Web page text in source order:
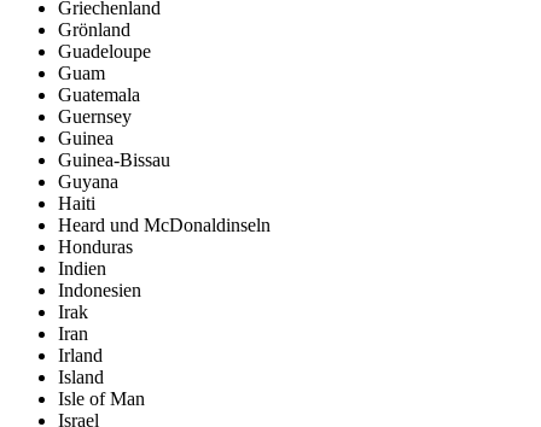
Griechenland
Grönland
Guadeloupe
Guam
Guatemala
Guernsey
Guinea
Guinea-Bissau
Guyana
Haiti
Heard und McDonaldinseln
Honduras
Indien
Indonesien
Irak
Iran
Irland
Island
Isle of Man
Israel